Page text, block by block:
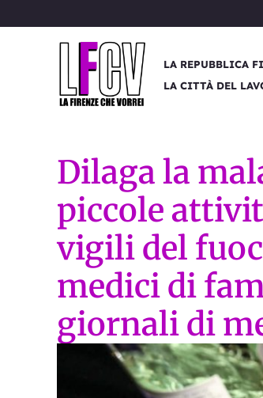
al
LA REPUBBLICA
LA CITTÀ DEL
Dilaga la
piccole
vigili del
medici di
giornali di